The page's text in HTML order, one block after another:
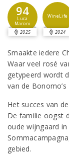
94
Luca
Maroni
2025
WineLife
2024
Smaakte iedere
Waar veel rosé
getypeerd wordt
van de
Het succes van
De familie oogst
oude wijngaard
gebied.